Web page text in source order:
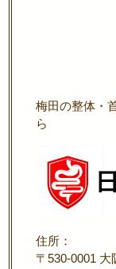
梅田の整体・
ら
住所：
〒530-0001